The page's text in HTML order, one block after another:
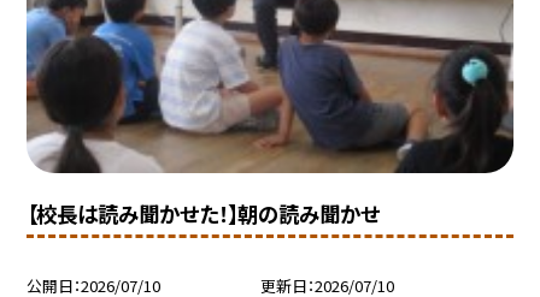
【校長は読み聞かせた！】朝の読み聞かせ
公開日 2026/07/10 更新日 2026/07/10